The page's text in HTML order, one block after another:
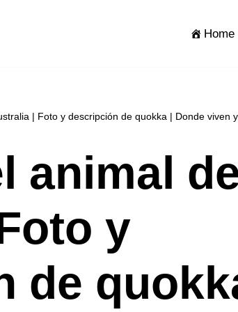
Home
| Foto y descripción de quokka | Donde viven
animal
y
de